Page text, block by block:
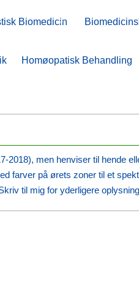
Biomedicin
Homøopatisk Behandling
Biomedicin
Homøopatisk Behandling
2018), men henviser til hende
farver på ørets zoner til et
til mig for yderligere